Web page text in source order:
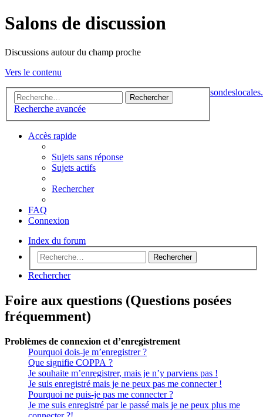
Salons de discussion
Discussions autour du champ proche
Vers le contenu
Rechercher
Recherche avancée
Accès rapide
Sujets sans réponse
Sujets actifs
Rechercher
FAQ
Connexion
Index du forum
Rechercher
Rechercher
Foire aux questions (Questions posées
fréquemment)
Problèmes de connexion et d’enregistrement
Pourquoi dois-je m’enregistrer ?
Que signifie COPPA ?
Je souhaite m’enregistrer, mais je n’y parviens pas !
Je suis enregistré mais je ne peux pas me connecter !
Pourquoi ne puis-je pas me connecter ?
Je me suis enregistré par le passé mais je ne peux plus me